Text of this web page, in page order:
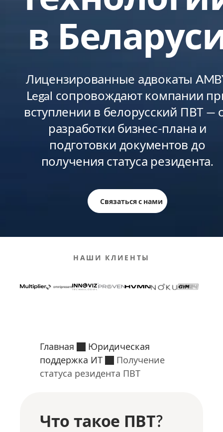
в
Лицензированные адвокаты
Legal сопровождают компании
вступлении в белорусский ПВТ —
разработки бизнес-плана и
подготовки документов до
получения статуса резидента.
Связаться с нами
НАШИ КЛИЕНТЫ
Главная
Юридическая
поддержка ИТ
Получение
статуса резидента ПВТ
Что такое ПВТ?